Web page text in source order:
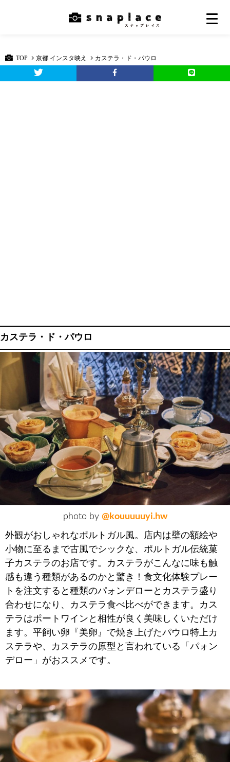
TOP 京都 インスタ映え カステラ・ド・パウロ
カステラ・ド・パウロ
photo by @kouuuuuyi.hw
外観がおしゃれなポルトガル風。店内は壁の額絵や
小物に至るまで古風でシックな、ポルトガル伝統菓
子カステラのお店です。カステラがこんなに味も触
感も違う種類があるのかと驚き！食文化体験プレー
トを注文すると種類のパォンデローとカステラ盛り
合わせになり、カステラ食べ比べができます。カス
テラはポートワインと相性が良く美味しくいただけ
ます。平飼い卵『美卵』で焼き上げたパウロ特上カ
ステラや、カステラの原型と言われている「パォン
デロー」がおススメです。